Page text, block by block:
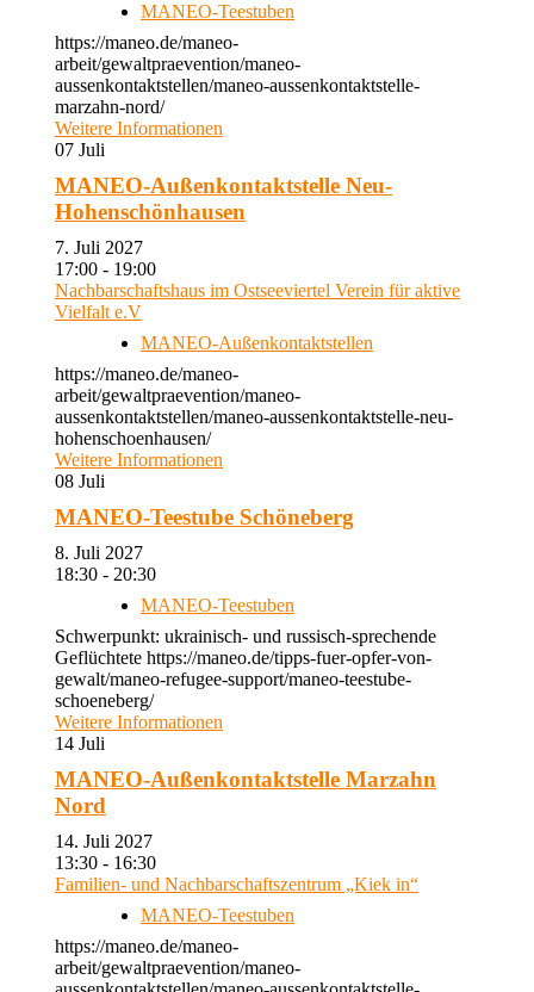
MANEO-Teestuben
https://maneo.de/maneo-
arbeit/gewaltpraevention/maneo-
aussenkontaktstellen/maneo-aussenkontaktstelle-
marzahn-nord/
Weitere Informationen
07 Juli
MANEO-Außenkontaktstelle Neu-
Hohenschönhausen
7. Juli 2027
17:00 - 19:00
Nachbarschaftshaus im Ostseeviertel Verein für aktive
Vielfalt e.V
MANEO-Außenkontaktstellen
https://maneo.de/maneo-
arbeit/gewaltpraevention/maneo-
aussenkontaktstellen/maneo-aussenkontaktstelle-neu-
hohenschoenhausen/
Weitere Informationen
08 Juli
MANEO-Teestube Schöneberg
8. Juli 2027
18:30 - 20:30
MANEO-Teestuben
Schwerpunkt: ukrainisch- und russisch-sprechende
Geflüchtete https://maneo.de/tipps-fuer-opfer-von-
gewalt/maneo-refugee-support/maneo-teestube-
schoeneberg/
Weitere Informationen
14 Juli
MANEO-Außenkontaktstelle Marzahn
Nord
14. Juli 2027
13:30 - 16:30
Familien- und Nachbarschaftszentrum „Kiek in“
MANEO-Teestuben
https://maneo.de/maneo-
arbeit/gewaltpraevention/maneo-